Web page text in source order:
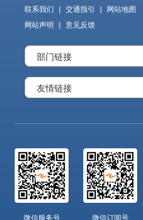
联系我们 交通指引
网站地图
网站声明
意见反馈
微信服务号 微信订阅号